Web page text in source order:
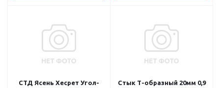
СТД Ясень Хесрет Угол- Стык Т-образный 20мм 0,9